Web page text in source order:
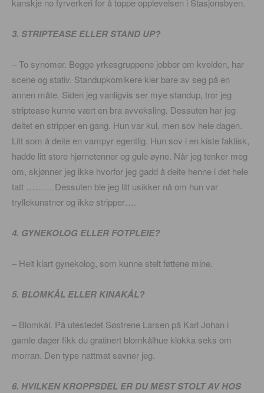
3. STRIPTEASE ELLER STAND UP?
– To synomer. Begge yrkesgruppene jobber om kvelden, har
scene og stativ. Standupkomikere kler bare av seg på en
annen måte. Siden jeg vanligvis ser mye standup, tror jeg
striptease kunne vært en bra avveksling. Dessuten har jeg
deitet en stripper en gang. Hun var kul, men sov hele dagen.
Litt som å deite en vampyr egentlig. Hun sov i en kiste faktisk,
hadde litt store hjørnetenner og gule øyne. Når jeg tenker meg
om, skjønner jeg ikke hvorfor jeg gadd å deite henne i det hele
tatt ……… Dessuten ble jeg litt usikker nå om hun var
tryllekunstner og ikke stripper….
4. GYNEKOLOG ELLER FOTPLEIE?
– Helt klart gynekolog, som kunne stelt føttene mine.
5. BLOMKÅL ELLER KINAKÅL?
– Blomkål. På utestedet Søstrene Larsen på Karl Johan i
gamle dager fikk du gratinert blomkålhue klokka seks om
morran. Den type nattmat savner jeg.
6. HVILKEN KROPPSDEL ER DU MEST STOLT AV HOS